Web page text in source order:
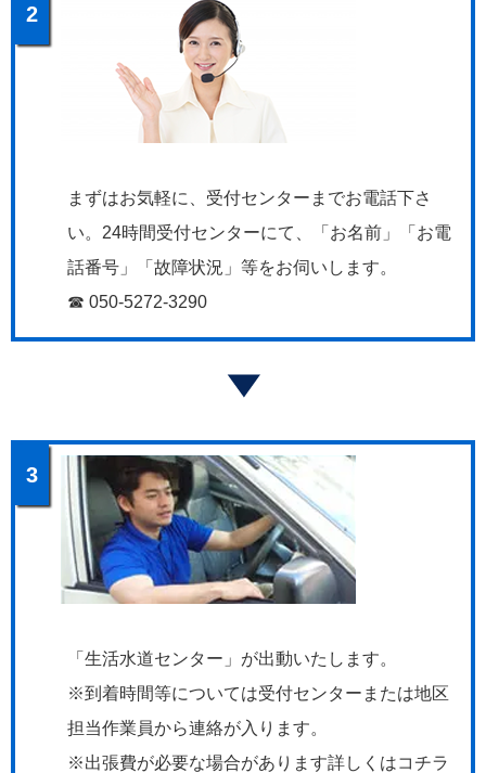
2
まずはお気軽に、受付センターまでお電話下さ
い。24時間受付センターにて、「お名前」「お電
話番号」「故障状況」等をお伺いします。
☎ 050-5272-3290
3
「生活水道センター」が出動いたします。
※到着時間等については受付センターまたは地区
担当作業員から連絡が入ります。
※出張費が必要な場合があります詳しくはコチラ